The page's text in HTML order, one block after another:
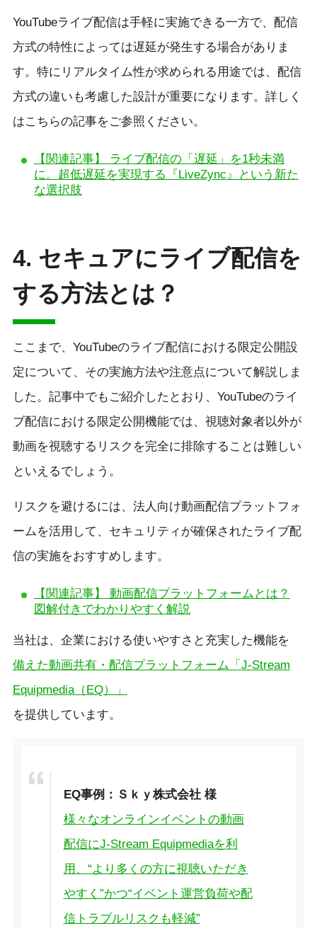
YouTubeライブ配信は手軽に実施できる一方で、配信
方式の特性によっては遅延が発生する場合がありま
す。特にリアルタイム性が求められる用途では、配信
方式の違いも考慮した設計が重要になります。詳しく
はこちらの記事をご参照ください。
【関連記事】 ライブ配信の「遅延」を1秒未満
に。超低遅延を実現する『LiveZync』という新た
な選択肢
4. セキュアにライブ配信を
する方法とは？
ここまで、YouTubeのライブ配信における限定公開設
定について、その実施方法や注意点について解説しま
した。記事中でもご紹介したとおり、YouTubeのライ
ブ配信における限定公開機能では、視聴対象者以外が
動画を視聴するリスクを完全に排除することは難しい
といえるでしょう。
リスクを避けるには、法人向け動画配信プラットフォ
ームを活用して、セキュリティが確保されたライブ配
信の実施をおすすめします。
【関連記事】 動画配信プラットフォームとは？
図解付きでわかりやすく解説
当社は、企業における使いやすさと充実した機能を
備えた動画共有・配信プラットフォーム「J-Stream
Equipmedia（EQ）」
を提供しています。
EQ事例：Ｓｋｙ株式会社 様
様々なオンラインイベントの動画
配信にJ-Stream Equipmediaを利
用、“より多くの方に視聴いただき
やすく”かつ“イベント運営負荷や配
信トラブルリスクも軽減”